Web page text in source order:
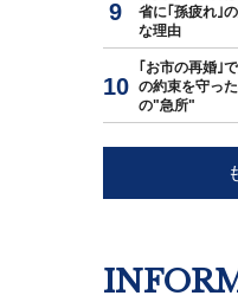
省に｢孫疲れ｣
な理由
｢お市の再婚｣
の約束を守っ
の"急所"